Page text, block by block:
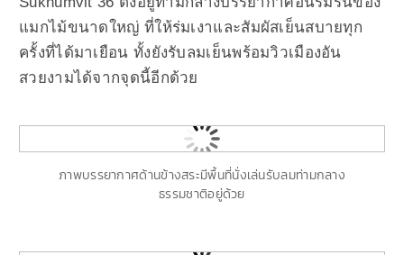
แมกไม้ขนาดใหญ่ ที่ให้ร่มเงาและสัมผัสเย็นสบายทุก
ครั้งที่ได้มาเยือน ทั้งยังรับลมเย็นพร้อมวิวเมืองอัน
สวยงามได้จากจุดนี้อีกด้วย
ภาพบรรยากาศด้านข้างสระมีพื้นที่นั่งเล่นรับลมท่ามกลาง
ธรรมชาติอยู่ด้วย